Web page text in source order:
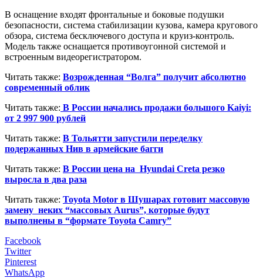
В оснащение входят фронтальные и боковые подушки
безопасности, система стабилизации кузова, камера кругового
обзора, система бесключевого доступа и круиз-контроль.
Модель также оснащается противоугонной системой и
встроенным видеорегистратором.
Читать также: Возрожденная “Волга” получит абсолютно
современный облик
Читать также: В России начались продажи большого Kaiyi:
от 2 997 900 рублей
Читать также: В Тольятти запустили переделку
подержанных Нив в армейские багги
Читать также: В России цена на Hyundai Creta резко
выросла в два раза
Читать также: Toyota Motor в Шушарах готовит массовую
замену неких “массовых Aurus”, которые будут
выполнены в “формате Toyota Camry”
Facebook
Twitter
Pinterest
WhatsApp